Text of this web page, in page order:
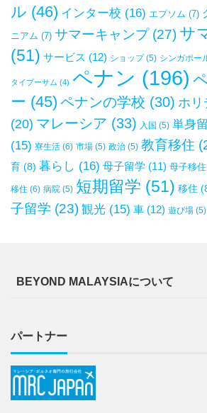
ル (46) インター校 (16) エプソム (7)
ニアム (7) サマーキャンプ(27) サ
(51) サービス (12) ショップ(5) シンガポー
タイプーサム (4) ペナン (196)
ー (45) ペナンの学校 (30) ホリ
(20) マレーシア (33) 入国 (5) 単身
(15) 寮生活 (6) 市場 (5) 政治 (5) 教育移住
育 (8) 暮らし (16) 母子留学 (11) 母子移住
移住 (6) 病院 (5) 短期留学 (51) 移住
子留学 (23) 観光 (15) 車 (12) 遊び場 (5)
BEYOND MALAYSIAについて
パートナー